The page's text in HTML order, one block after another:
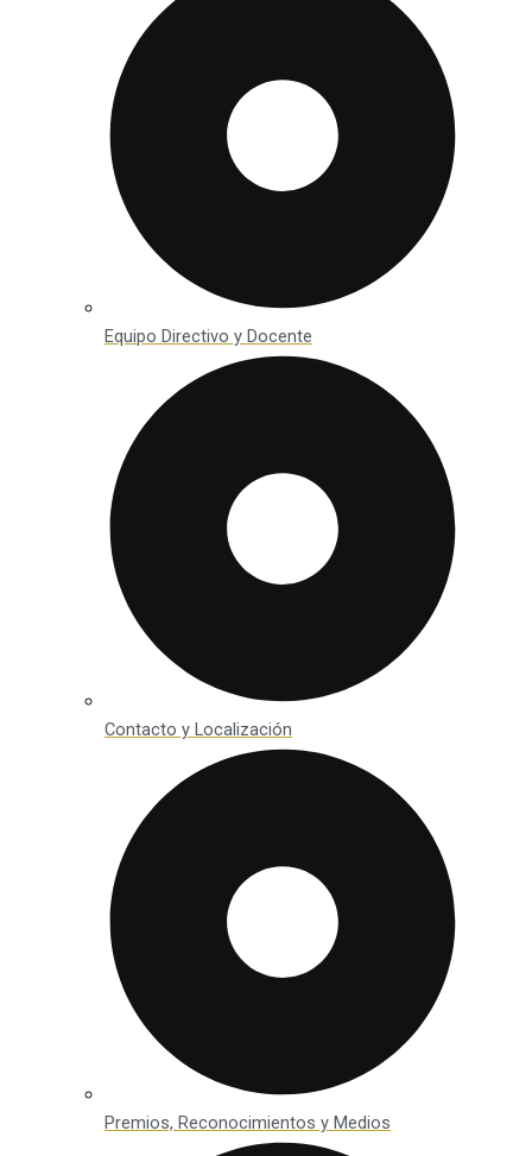
Equipo Directivo y Docente
Contacto y Localización
Premios, Reconocimientos y Medios